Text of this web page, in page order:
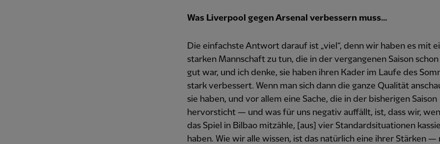
Was Liverpool gegen Arsenal verbessern muss...
Die einfachste Antwort darauf ist „viel“, denn wir haben es mit
starken Mannschaft zu tun, die in der vergangenen Saison
gut war, und ich denke, sie haben ihren Kader im Laufe des
stark verbessert. Wenn man sich dann die ganze Qualität
sie haben, und vor allem eine Sache, die in der bisherigen Saison
hervorsticht — und was für uns negativ auffällt, ist, dass wir,
das Spiel in Bilbao mitzähle, [aus] vier Standardsituationen
haben. Wie wir alle wissen, ist das natürlich eine ihrer Stärken —